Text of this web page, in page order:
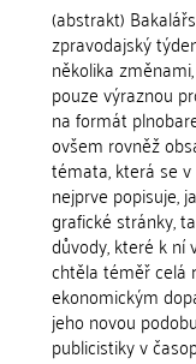
(abstrakt)
zpravodajský
několika
pouze výraznou
na formát
ovšem rovněž
témata, která se
nejprve popisuje,
grafické stránky,
důvody, které k ní
chtěla téměř celá
ekonomickým
jeho novou
publicistiky v